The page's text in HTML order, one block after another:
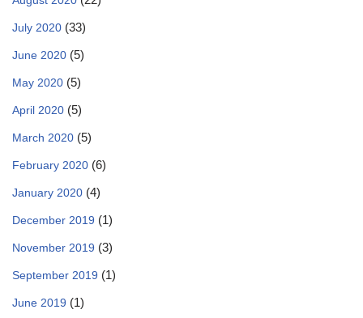
July 2020 (33)
June 2020 (5)
May 2020 (5)
April 2020 (5)
March 2020 (5)
February 2020 (6)
January 2020 (4)
December 2019 (1)
November 2019 (3)
September 2019 (1)
June 2019 (1)